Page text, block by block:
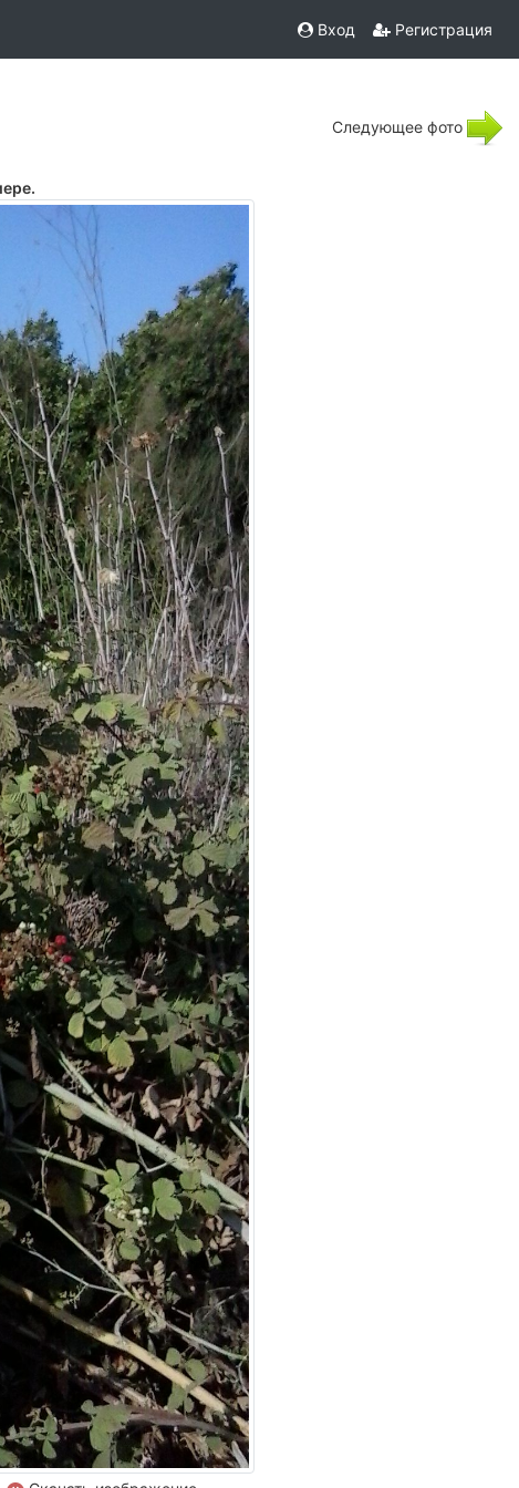
Вход Регистрация
Следующее фото